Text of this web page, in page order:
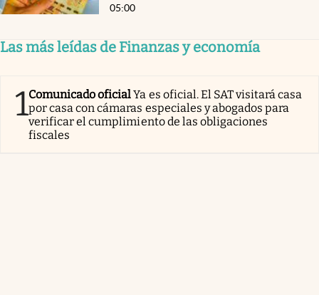
05:00
Las más leídas de Finanzas y economía
1Comunicado oficialYa es oficial. El SAT visitará casa
por casa con cámaras especiales y abogados para
verificar el cumplimiento de las obligaciones
fiscales